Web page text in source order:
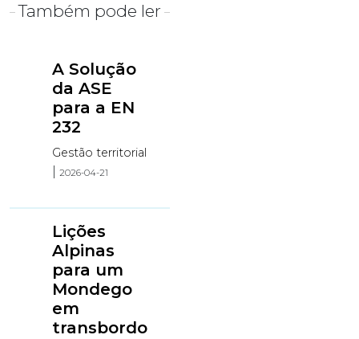
Também pode ler
A Solução
da ASE
para a EN
232
Gestão territorial
|2026-04-21
Lições
Alpinas
para um
Mondego
em
transbordo